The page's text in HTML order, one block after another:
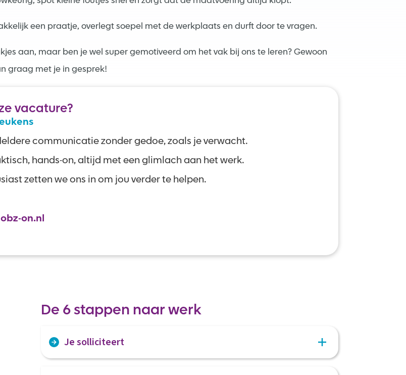
een praatje, overlegt soepel met de werkplaats en durft door te vragen.
aan, maar ben je wel super gemotiveerd om het vak bij ons te leren? Gewoon
graag met je in gesprek!
vacature?
communicatie zonder gedoe, zoals je verwacht.
hands-on, altijd met een glimlach aan het werk.
zetten we ons in om jou verder te helpen.
on.nl
De 6 stappen naar werk
Je solliciteert